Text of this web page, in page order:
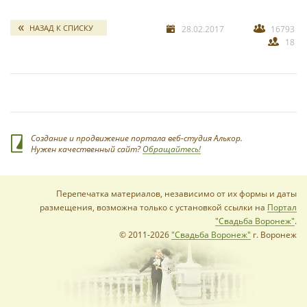
присутствующих проникся важностью момента и
НАЗАД К СПИСКУ 28.02.2017
16793
18
Создание и продвижение портала веб-студия Алькор.
Нужен качественный сайт?Обращайтесь!
Перепечатка материалов, независимо от их формы и даты
размещения, возможна только с установкой ссылки на Портал
"Свадьба Воронеж".
© 2011-2026"Свадьба Воронеж" г. Воронеж